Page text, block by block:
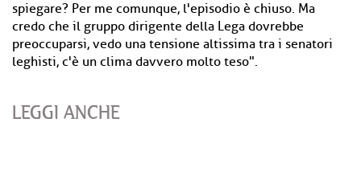
spiegare? Per me comunque, l'episodio è chiuso. Ma
credo che il gruppo dirigente della Lega dovrebbe
preoccuparsi, vedo una tensione altissima tra i senatori
leghisti, c'è un clima davvero molto teso".
LEGGI ANCHE